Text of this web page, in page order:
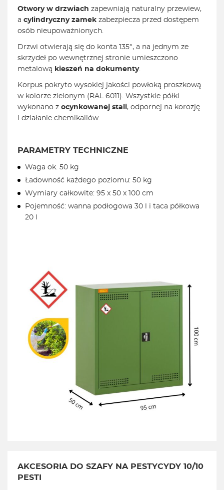
Otwory w drzwiach zapewniają naturalny przewiew,
a cylindryczny zamek zabezpiecza przed dostępem
osób nieupoważnionych.
Drzwi otwierają się do konta 135°, a na jednym ze
skrzydeł po wewnętrznej stronie umieszczono
metalową kieszeń na dokumenty.
Korpus pokryto wysokiej jakości powłoką proszkową
w kolorze zielonym (RAL 6011). Wszystkie półki
wykonano z ocynkowanej stali, odpornej na korozję
i działanie chemikaliów.
PARAMETRY TECHNICZNE
Waga ok. 50 kg
Ładowność każdego poziomu: 50 kg
Wymiary całkowite: 95 x 50 x 100 cm
Pojemność: wanna podłogowa 30 l i taca półkowa
20 l
AKCESORIA DO SZAFY NA PESTYCYDY 10/10
PESTI